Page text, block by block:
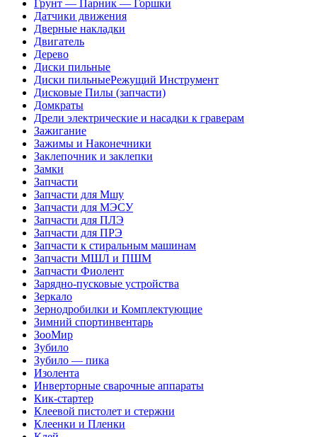
Грунт — Парник — Горшки
Датчики движения
Дверные накладки
Двигатель
Дерево
Диски пильные
Диски пильныеРежущий Инструмент
Дисковые Пилы (запчасти)
Домкраты
Дрели электрические и насадки к граверам
Зажигание
Зажимы и Наконечники
Заклепочник и заклепки
Замки
Запчасти
Запчасти для Мшу
Запчасти для МЭСУ
Запчасти для ПЛЭ
Запчасти для ПРЭ
Запчасти к стиральным машинам
Запчасти МШЛ и ПШМ
Запчасти Фиолент
Зарядно-пусковые устройства
Зеркало
Зернодробилки и Комплектующие
Зимний спортинвентарь
ЗооМир
Зубило
Зубило — пика
Изолента
Инверторные сварочные аппараты
Кик-стартер
Клеевой пистолет и стержни
Клеенки и Пленки